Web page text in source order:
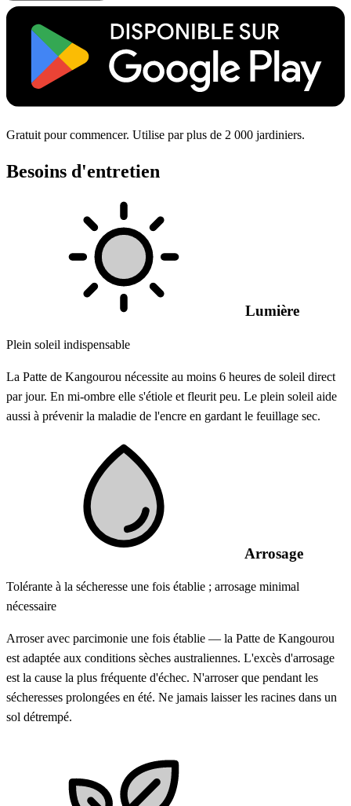
Gratuit pour commencer. Utilise par plus de 2 000 jardiniers.
Besoins d'entretien
Lumière
Plein soleil indispensable
La Patte de Kangourou nécessite au moins 6 heures de soleil direct
par jour. En mi-ombre elle s'étiole et fleurit peu. Le plein soleil aide
aussi à prévenir la maladie de l'encre en gardant le feuillage sec.
Arrosage
Tolérante à la sécheresse une fois établie ; arrosage minimal
nécessaire
Arroser avec parcimonie une fois établie — la Patte de Kangourou
est adaptée aux conditions sèches australiennes. L'excès d'arrosage
est la cause la plus fréquente d'échec. N'arroser que pendant les
sécheresses prolongées en été. Ne jamais laisser les racines dans un
sol détrempé.